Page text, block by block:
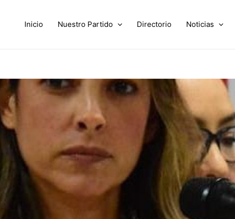
Inicio Nuestro Partido Directorio Noticias